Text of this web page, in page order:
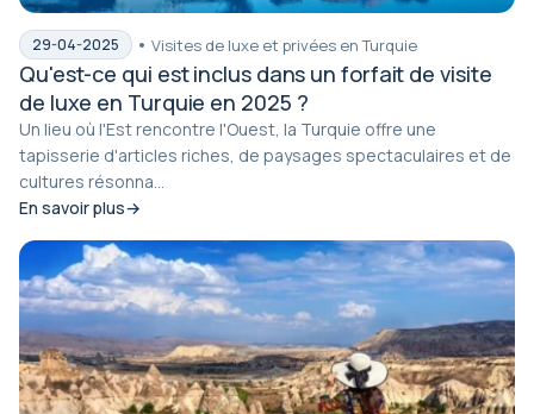
29-04-2025 Visites de luxe et privées en Turquie
Qu'est-ce qui est inclus dans un forfait de visite
de luxe en Turquie en 2025 ?
Un lieu où l'Est rencontre l'Ouest, la Turquie offre une
tapisserie d'articles riches, de paysages spectaculaires et de
cultures résonna...
En savoir plus